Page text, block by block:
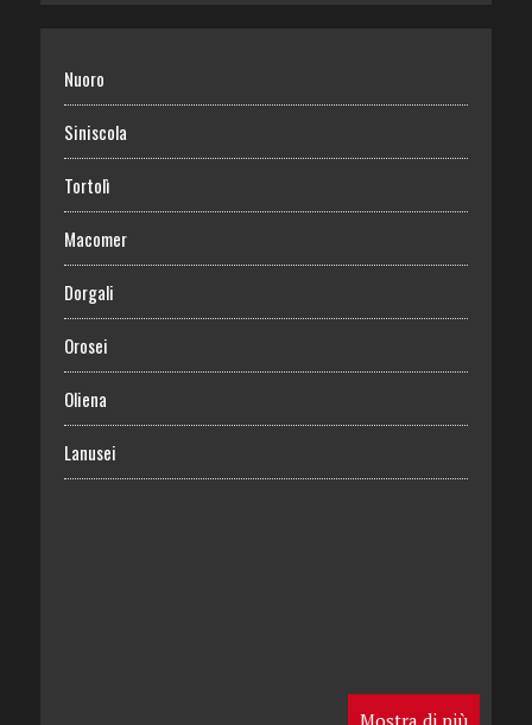
Nuoro
Siniscola
Tortolì
Macomer
Dorgali
Orosei
Oliena
Lanusei
Mostra di più